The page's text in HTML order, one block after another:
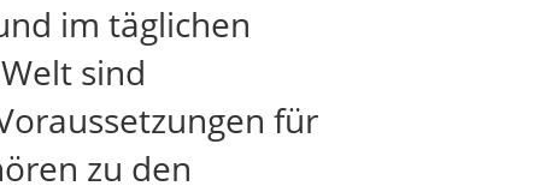
im täglichen
sind
für
zu den